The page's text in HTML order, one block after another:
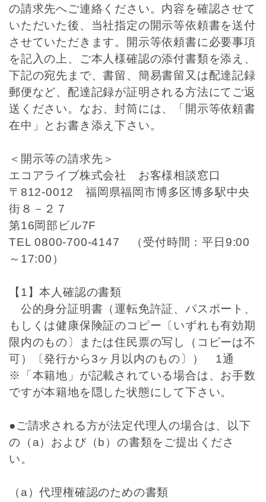
の請求先へご連絡ください。内容を確認させて
いただいた後、当社指定の開示等依頼書を送付
させていただきます。開示等依頼書に必要事項
を記入の上、ご本人様確認の添付書類を添え、
下記の宛先まで、書留、簡易書留又は配達記録
郵便など、配達記録が証明される方法にてご返
送ください。なお、封筒には、「開示等依頼書
在中」とお書き添え下さい。
＜開示等の請求先＞
エコアライブ株式会社 お客様相談窓口
〒812-0012 福岡県福岡市博多区博多駅中央
街８－２７
第16岡部ビル7F
TEL 0800-700-4147 （受付時間：平日9:00
～17:00）
【1】本人確認の書類
公的身分証明書（運転免許証、パスポート、
もしくは健康保険証のコピー〔いずれも有効期
限内のもの〕または住民票の写し（コピーは不
可）〔発行から3ヶ月以内のもの〕） 1通
※「本籍地」が記載されている場合は、お手数
ですが本籍地を隠した状態にして下さい。
●ご請求される方が法定代理人の場合は、以下
の（a）および（b）の書類をご提出くださ
い。
（a）代理権確認のための書類